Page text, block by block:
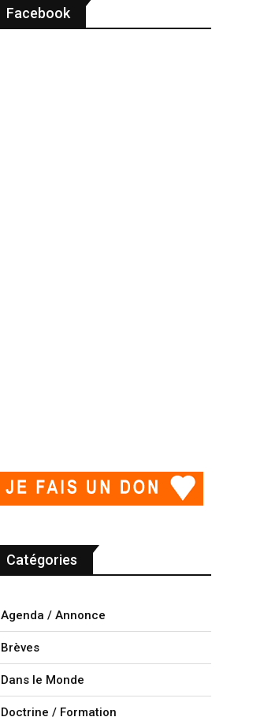
Facebook
Catégories
Agenda / Annonce
Brèves
Dans le Monde
Doctrine / Formation